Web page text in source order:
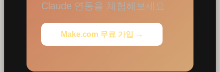
Claude 연동을 체험해보세요
Make.com 무료 가입 →